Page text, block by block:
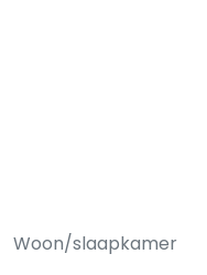
Woon/slaapkamer